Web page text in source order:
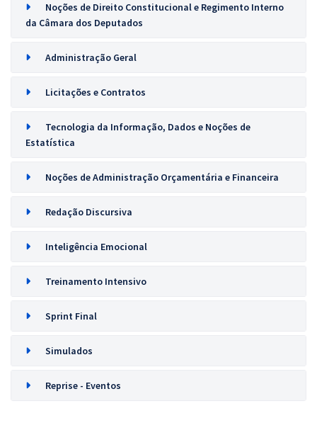
Noções de Direito Constitucional e Regimento Interno
da Câmara dos Deputados
Administração Geral
Licitações e Contratos
Tecnologia da Informação, Dados e Noções de
Estatística
Noções de Administração Orçamentária e Financeira
Redação Discursiva
Inteligência Emocional
Treinamento Intensivo
Sprint Final
Simulados
Reprise - Eventos